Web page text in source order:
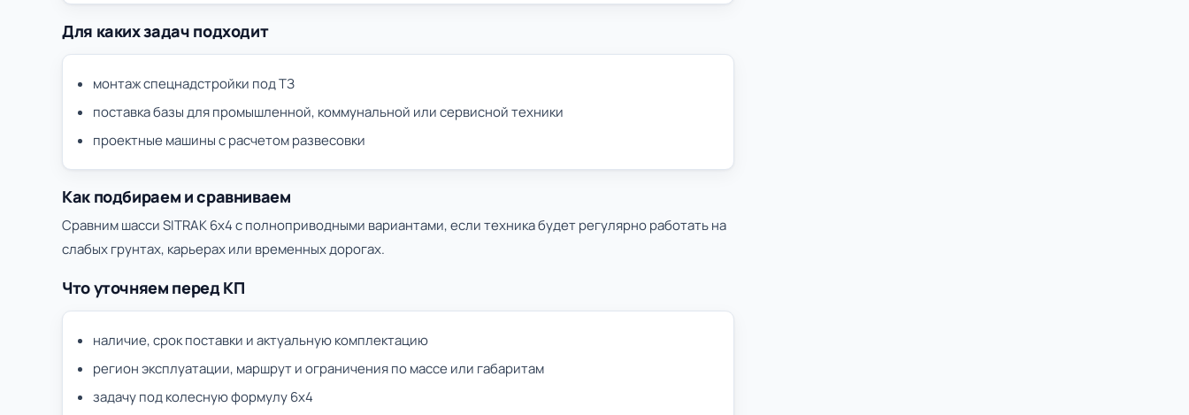
Для каких задач подходит
монтаж спецнадстройки под ТЗ
поставка базы для промышленной, коммунальной или сервисной техники
проектные машины с расчетом развесовки
Как подбираем и сравниваем
Сравним шасси SITRAK 6х4 с полноприводными вариантами, если техника будет регулярно работать на
слабых грунтах, карьерах или временных дорогах.
Что уточняем перед КП
наличие, срок поставки и актуальную комплектацию
регион эксплуатации, маршрут и ограничения по массе или габаритам
задачу под колесную формулу 6х4